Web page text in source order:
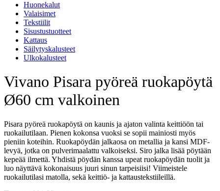
Huonekalut
Valaisimet
Tekstiilit
Sisustustuotteet
Kattaus
Säilytyskalusteet
Ulkokalusteet
Vivano Pisara pyöreä ruokapöytä
Ø60 cm valkoinen
Pisara pyöreä ruokapöytä on kaunis ja ajaton valinta keittiöön tai
ruokailutilaan. Pienen kokonsa vuoksi se sopii mainiosti myös
pieniin koteihin. Ruokapöydän jalkaosa on metallia ja kansi MDF-
levyä, jotka on pulverimaalattu valkoiseksi. Siro jalka lisää pöytään
kepeää ilmettä. Yhdistä pöydän kanssa upeat ruokapöydän tuolit ja
luo näyttävä kokonaisuus juuri sinun tarpeisiisi! Viimeistele
ruokailutilasi matolla, sekä keittiö- ja kattaustekstiileillä.